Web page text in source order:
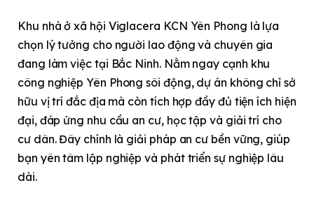
Khu nhà ở xã hội Viglacera KCN Yên Phong là lựa
chọn lý tưởng cho người lao động và chuyên gia
đang làm việc tại Bắc Ninh. Nằm ngay cạnh khu
công nghiệp Yên Phong sôi động, dự án không chỉ sở
hữu vị trí đắc địa mà còn tích hợp đầy đủ tiện ích hiện
đại, đáp ứng nhu cầu an cư, học tập và giải trí cho
cư dân. Đây chính là giải pháp an cư bền vững, giúp
bạn yên tâm lập nghiệp và phát triển sự nghiệp lâu
dài.